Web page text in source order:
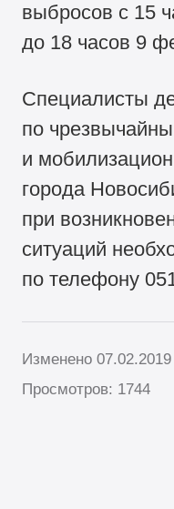
выбросов с 15
до 18 часов 9
Специалисты
по
и
города
при
ситуаций
по телефону
Изменено
Просмотров: 1744